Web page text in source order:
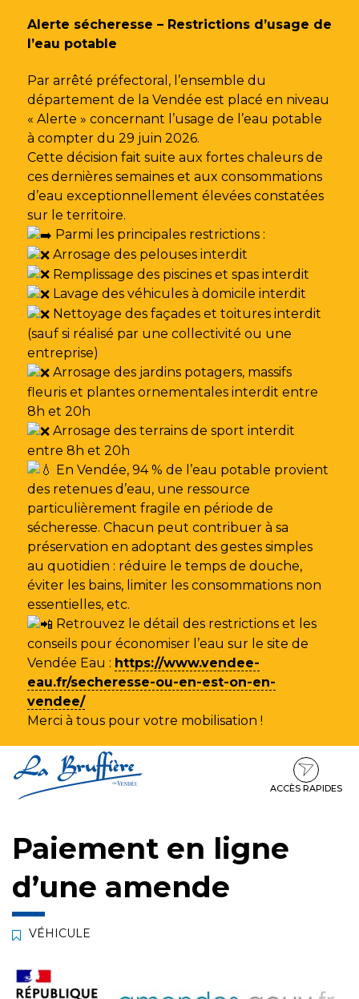
Alerte sécheresse – Restrictions d’usage de
l’eau potable
Par arrêté préfectoral, l’ensemble du
département de la Vendée est placé en niveau
« Alerte » concernant l’usage de l’eau potable
à compter du 29 juin 2026.
Cette décision fait suite aux fortes chaleurs de
ces dernières semaines et aux consommations
d’eau exceptionnellement élevées constatées
sur le territoire.
Parmi les principales restrictions :
Arrosage des pelouses interdit
Remplissage des piscines et spas interdit
Lavage des véhicules à domicile interdit
Nettoyage des façades et toitures interdit
(sauf si réalisé par une collectivité ou une
entreprise)
Arrosage des jardins potagers, massifs
fleuris et plantes ornementales interdit entre
8h et 20h
Arrosage des terrains de sport interdit
entre 8h et 20h
En Vendée, 94 % de l’eau potable provient
des retenues d’eau, une ressource
particulièrement fragile en période de
sécheresse. Chacun peut contribuer à sa
préservation en adoptant des gestes simples
au quotidien : réduire le temps de douche,
éviter les bains, limiter les consommations non
essentielles, etc.
Retrouvez le détail des restrictions et les
conseils pour économiser l’eau sur le site de
Vendée Eau : https://www.vendee-
eau.fr/secheresse-ou-en-est-on-en-
vendee/
Merci à tous pour votre mobilisation !
au
contenu
au
ACCÈS RAPIDES
Paiement en ligne
d’une amende
VÉHICULE